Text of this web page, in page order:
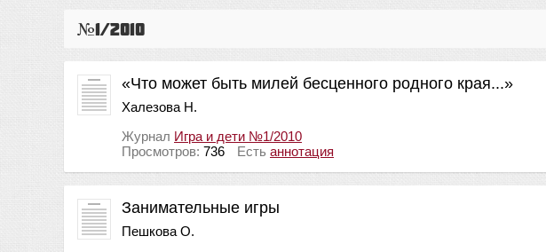
№1/2010
«Что может быть милей бесценного родного края...»
Халезова Н.
Журнал Игра и дети №1/2010
Просмотров: 736 Есть аннотация
Занимательные игры
Пешкова О.